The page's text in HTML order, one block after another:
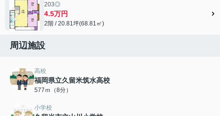
203◎
4.5万円
2階 / 20.81坪(68.81㎡)
周辺施設
高校
福岡県立久留米筑水高校
577ｍ（8分）
小学校